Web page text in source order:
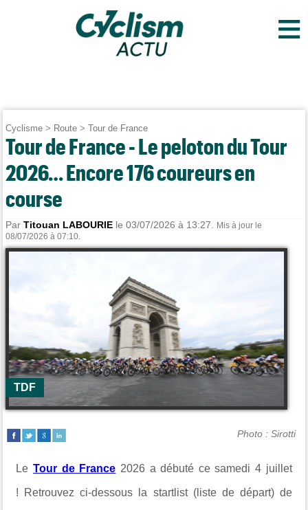
≡
Cyclisme > Route >Tour de France
Tour de France - Le peloton du Tour
2026… Encore 176 coureurs en
course
ParTitouan LABOURIE le 03/07/2026 à 13:27.
Mis à jour le
08/07/2026 à 07:10.
TDF
Photo : Sirotti
LeTour de France 2026 a débuté ce samedi 4 juillet
! Retrouvez ci-dessous la startlist (liste de départ) de